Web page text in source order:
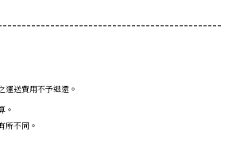
運送費用不予退還。
。
所不同。